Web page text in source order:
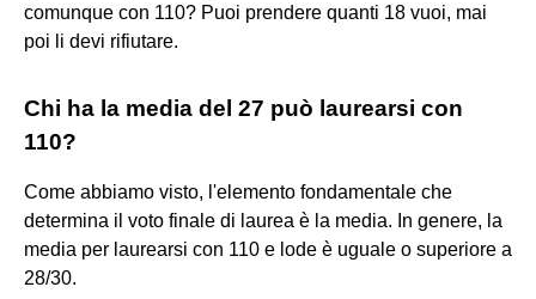
comunque con 110? Puoi prendere quanti 18 vuoi, mai
poi li devi rifiutare.
Chi ha la media del 27 può laurearsi con
110?
Come abbiamo visto, l'elemento fondamentale che
determina il voto finale di laurea è la media. In genere, la
media per laurearsi con 110 e lode è uguale o superiore a
28/30.